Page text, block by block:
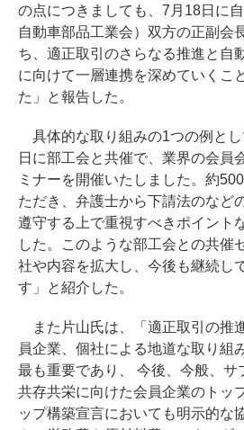
の点につきましても、7月18日に
自動車部品工業会）双方の正副会
ち、適正取引のさらなる推進と自
に向けて一層連携を深めていくこ
た」と報告した。
具体的な取り組みの1つの例と
日に部工会と共催で、業界の会員
ミナーを開催いたしました。約
ただき、弁護士から下請法のなど
遵守する上で重視すべきポイント
した。このような部工会との共催
社や内容を拡大し、今後も継続し
す」と紹介した。
また片山氏は、「適正取引の推
員企業、個社による地道な取り組
最も重要であり、 今後、今般、サ
共存共栄に向けた会員企業のトッ
ップ構築宣言においても明示的な